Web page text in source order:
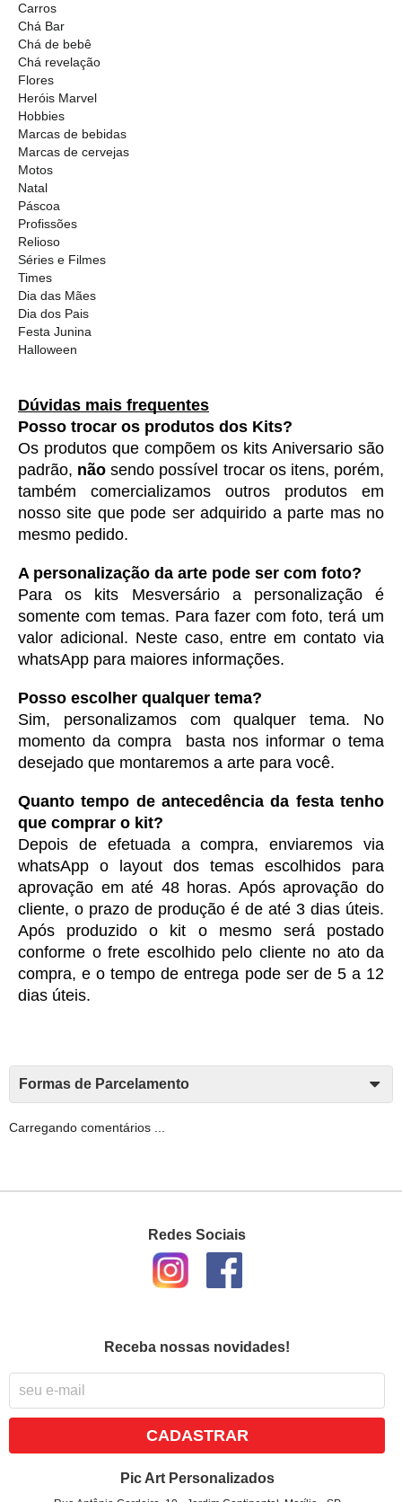
Carros
Chá Bar
Chá de bebê
Chá revelação
Flores
Heróis Marvel
Hobbies
Marcas de bebidas
Marcas de cervejas
Motos
Natal
Páscoa
Profissões
Relioso
Séries e Filmes
Times
Dia das Mães
Dia dos Pais
Festa Junina
Halloween
Dúvidas mais frequentes
Posso trocar os produtos dos Kits?
Os produtos que compõem os kits Aniversario são
padrão, não sendo possível trocar os itens, porém,
também comercializamos outros produtos em
nosso site que pode ser adquirido a parte mas no
mesmo pedido.
A personalização da arte pode ser com foto?
Para os kits Mesversário a personalização é
somente com temas. Para fazer com foto, terá um
valor adicional. Neste caso, entre em contato via
whatsApp para maiores informações.
Posso escolher qualquer tema?
Sim, personalizamos com qualquer tema. No
momento da compra  basta nos informar o tema
desejado que montaremos a arte para você.
Quanto tempo de antecedência da festa tenho
que comprar o kit?
Depois de efetuada a compra, enviaremos via
whatsApp o layout dos temas escolhidos para
aprovação em até 48 horas. Após aprovação do
cliente, o prazo de produção é de até 3 dias úteis.
Após produzido o kit o mesmo será postado
conforme o frete escolhido pelo cliente no ato da
compra, e o tempo de entrega pode ser de 5 a 12
dias úteis.
Formas de Parcelamento
Carregando comentários ...
Redes Sociais
Receba nossas novidades!
CADASTRAR
Pic Art Personalizados